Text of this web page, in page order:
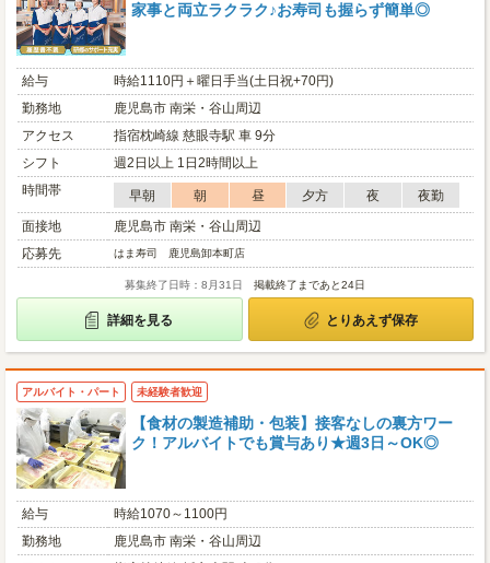
家事と両立ラクラク♪お寿司も握らず簡単◎
給与
時給1110円＋曜日手当(土日祝+70円)
勤務地
鹿児島市 南栄・谷山周辺
アクセス
指宿枕崎線 慈眼寺駅 車 9分
シフト
週2日以上 1日2時間以上
時間帯
早朝 朝 昼 夕方 夜
夜勤
面接地
鹿児島市 南栄・谷山周辺
応募先
はま寿司 鹿児島卸本町店
募集終了日時：8月31日 掲載終了まであと24日
詳細を見る とりあえず保存
アルバイト・パート 未経験者歓迎
【食材の製造補助・包装】接客なしの裏方ワー
ク！アルバイトでも賞与あり★週3日～OK◎
給与
時給1070～1100円
勤務地
鹿児島市 南栄・谷山周辺